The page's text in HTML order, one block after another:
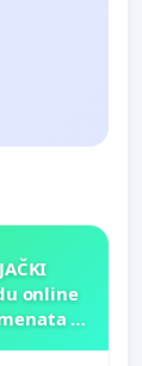
online
za